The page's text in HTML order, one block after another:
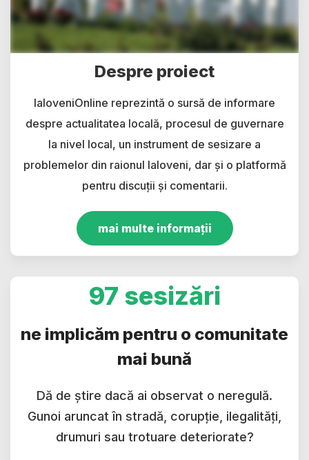
Despre proiect
IaloveniOnline reprezintă o sursă de informare
despre actualitatea locală, procesul de guvernare
la nivel local, un instrument de sesizare a
problemelor din raionul Ialoveni, dar și o platformă
pentru discuții și comentarii.
mai multe informații
97 sesizări
ne implicăm pentru o comunitate
mai bună
Dă de știre dacă ai observat o neregulă.
Gunoi aruncat în stradă, corupție, ilegalități,
drumuri sau trotuare deteriorate?